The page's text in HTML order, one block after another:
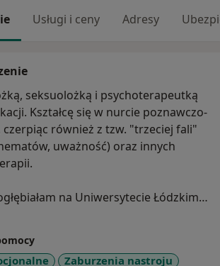
Usługi i ceny Adresy
seksuolożką i psychoterapeutką
Kształcę się w nurcie poznawczo-
również z tzw. "trzeciej fali"
uważność) oraz innych
na Uniwersytecie Łódzkim
SWPSie (studia podyplomowe z
śledczej), AEH (studia
kliniczna), a obecnie
Zaburzenia nastroju